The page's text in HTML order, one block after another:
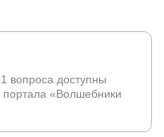
вопроса доступны
портала «Волшебники